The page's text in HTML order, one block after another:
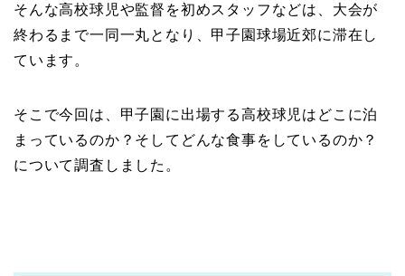
そんな高校球児や監督を初めスタッフなどは、大会が
終わるまで一同一丸となり、甲子園球場近郊に滞在し
ています。
そこで今回は、甲子園に出場する高校球児はどこに泊
まっているのか？そしてどんな食事をしているのか？
について調査しました。